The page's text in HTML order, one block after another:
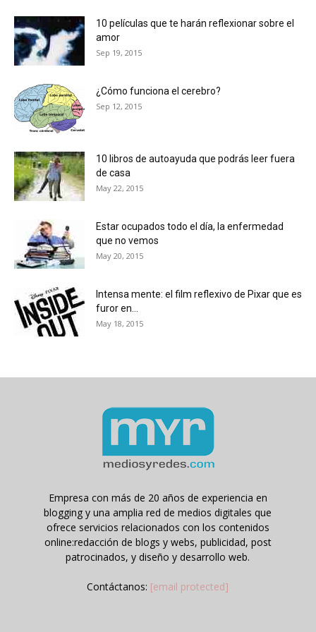
10 películas que te harán reflexionar sobre el
amor
Sep 19, 2015
¿Cómo funciona el cerebro?
Sep 12, 2015
10 libros de autoayuda que podrás leer fuera
de casa
May 22, 2015
Estar ocupados todo el día, la enfermedad
que no vemos
May 20, 2015
Intensa mente: el film reflexivo de Pixar que es
furor en...
May 18, 2015
Empresa con más de 20 años de experiencia en
blogging y una amplia red de medios digitales que
ofrece servicios relacionados con los contenidos
online:redacción de blogs y webs, publicidad, post
patrocinados, y diseño y desarrollo web.
Contáctanos: [email protected]